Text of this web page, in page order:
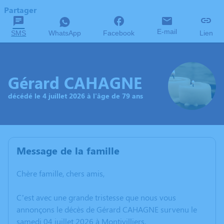
Partager
SMS WhatsApp Facebook E-mail Lien
Gérard CAHAGNE
décédé le 4 juillet 2026 à l'âge de 79 ans
Message de la famille
Chère famille, chers amis,
C’est avec une grande tristesse que nous vous
annonçons le décès de Gérard CAHAGNE survenu le
samedi 04 juillet 2026 à Montivilliers.